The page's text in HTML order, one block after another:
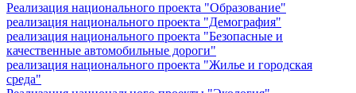
Реализация национального проекта "Образование"
реализация национального проекта "Демография"
реализация национального проекта "Безопасные и
качественные автомобильные дороги"
реализация национального проекта "Жилье и городская
среда"